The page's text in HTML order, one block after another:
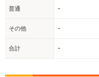
普通 -
その他 -
合計 -